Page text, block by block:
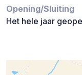
Opening/Sluiting
Het hele jaar